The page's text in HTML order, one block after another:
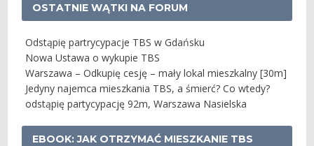
OSTATNIE WĄTKI NA FORUM
Odstąpię partrycypacje TBS w Gdańsku
Nowa Ustawa o wykupie TBS
Warszawa – Odkupię cesję – mały lokal mieszkalny [30m]
Jedyny najemca mieszkania TBS, a śmierć? Co wtedy?
odstąpię partycypację 92m, Warszawa Nasielska
EBOOK: JAK OTRZYMAĆ MIESZKANIE TBS